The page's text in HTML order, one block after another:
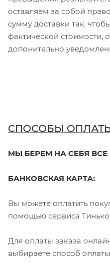
оставляем за собой
сумму доставки так,
фактической стоимости,
допонительно
СПОСОБЫ
МЫ БЕРЕМ НА СЕБЯ
БАНКОВСКАЯ КАРТА:
Вы можете оплатить
помощью сервиса
Для оплаты заказа
выбираете способ